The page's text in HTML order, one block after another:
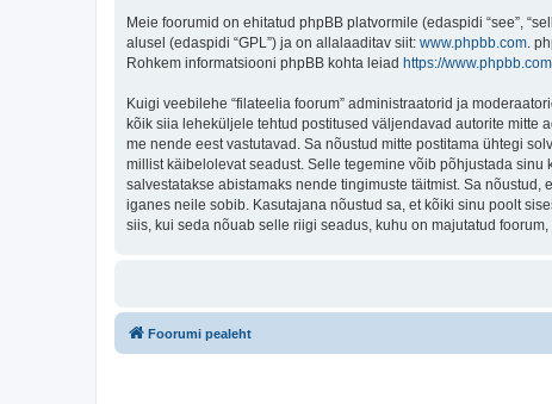
Meie foorumid on ehitatud phpBB platvormile (edaspidi “see”,
alusel (edaspidi “GPL”) ja on allalaaditav siit: www.phpbb.com.
Rohkem informatsiooni phpBB kohta leiad https://
Kuigi veebilehe “filateelia foorum” administraatorid ja
kõik siia leheküljele tehtud postitused väljendavad autorite mitte
me nende eest vastutavad. Sa nõustud mitte postitama ühtegi
millist käibelolevat seadust. Selle tegemine võib põhjustada
salvestatakse abistamaks nende tingimuste täitmist. Sa
iganes neile sobib. Kasutajana nõustud sa, et kõiki sinu poolt
siis, kui seda nõuab selle riigi seadus, kuhu on majutatud
Foorumi pealeht